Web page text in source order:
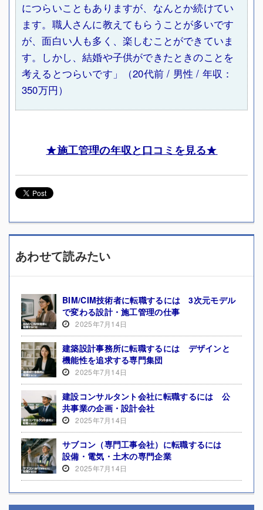
につらいこともありますが、なんとか続けてい
ます。職人さんに教えてもらうことが多いです
が、面白い人も多く、楽しむことができていま
す。しかし、結婚や子供ができたときのことを
考えるとつらいです」（20代前 / 男性 / 年収：
350万円）
★施工管理の年収と口コミを見る★
あわせて読みたい
BIM/CIM技術者に転職するには 3次元モデル
で変わる設計・施工管理の仕事
2025年7月14日
建築設計事務所に転職するには デザインと
機能性を追求する専門集団
2025年7月14日
建設コンサルタント会社に転職するには 公
共事業の企画・設計会社
2025年7月14日
サブコン（専門工事会社）に転職するには
設備・電気・土木の専門企業
2025年7月14日